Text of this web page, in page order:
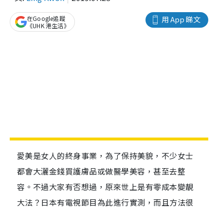
用 App 睇文
在Google追蹤
《UHK 港生活》
愛美是女人的終身事業，為了保持美貌，不少女士
都會大灑金錢買護膚品或做醫學美容，甚至去整
容。不過大家有否想過，原來世上是有零成本變靚
大法？日本有電視節目為此進行實測，而且方法很